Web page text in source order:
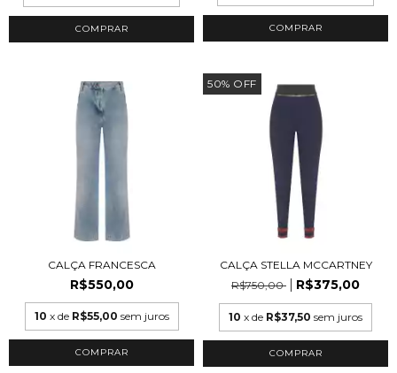
COMPRAR COMPRAR
CALÇA FRANCESCA
R$550,00
10 x de R$55,00 sem juros
COMPRAR
50% OFF
CALÇA STELLA MCCARTNEY
R$750,00
R$375,00
10 x de R$37,50 sem juros
COMPRAR